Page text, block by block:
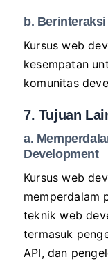
b.
Kursus web
kesempatan
komunitas
7. Tujuan
a.
Development
Kursus web
memperdalam
teknik web
termasuk
API, dan